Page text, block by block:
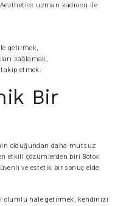
uzman kadrosu ile
getirmek,
sağlamak,
etmek.
Bir
olduğundan daha mutsuz
etkili çözümlerden biri Botox
ve estetik bir sonuç elde
olumlu hale getirmek, kendinizi